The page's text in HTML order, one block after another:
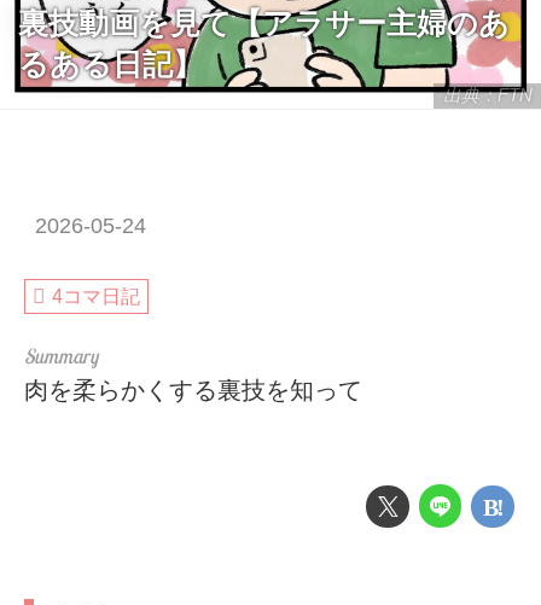
出典：FTN
裏技動画を見て【アラサー主婦のあ
るある日記】
2026-05-24
4コマ日記
肉を柔らかくする裏技を知って